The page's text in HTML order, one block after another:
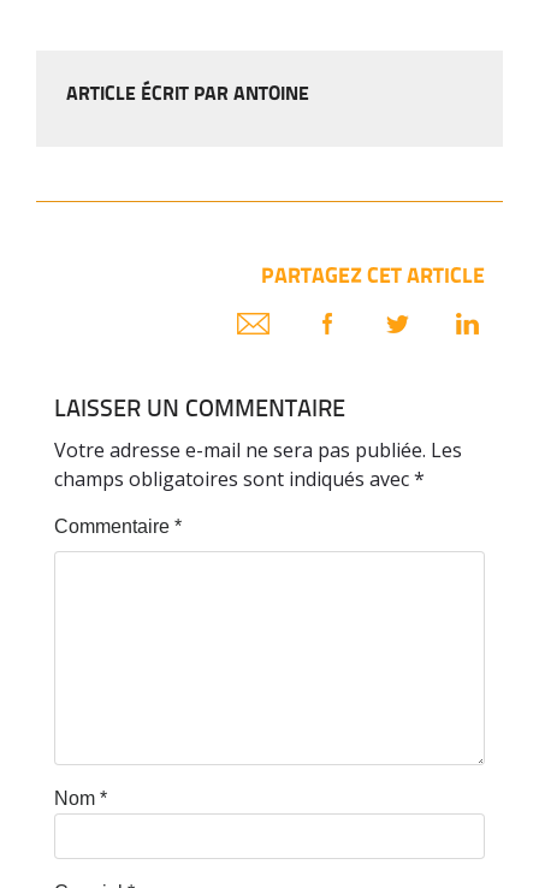
ARTICLE ÉCRIT PAR ANTOINE
PARTAGEZ CET ARTICLE
LAISSER UN COMMENTAIRE
Votre adresse e-mail ne sera pas publiée. Les
champs obligatoires sont indiqués avec*
Commentaire *
Nom *